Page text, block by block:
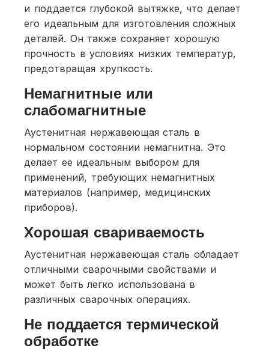
и поддается глубокой вытяжке, что делает
его идеальным для изготовления сложных
деталей. Он также сохраняет хорошую
прочность в условиях низких температур,
предотвращая хрупкость.
Немагнитные или
слабомагнитные
Аустенитная нержавеющая сталь в
нормальном состоянии немагнитна. Это
делает ее идеальным выбором для
применений, требующих немагнитных
материалов (например, медицинских
приборов).
Хорошая свариваемость
Аустенитная нержавеющая сталь обладает
отличными сварочными свойствами и
может быть легко использована в
различных сварочных операциях.
Не поддается термической
обработке